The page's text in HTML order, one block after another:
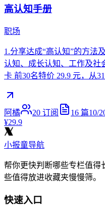
高认知手册
职场
1.分享达成“高认知”的方法
认知、成长认知、工作及社
卡 前30名特价 29.9 元，从
阿橘 20 订阅 16 篇10/
¥29.9
小报童导航
帮你更快判断哪些专栏值得
些值得放进收藏夹慢慢筛。
快速入口